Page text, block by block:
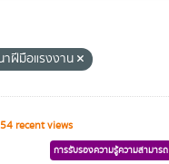
ฝีมือแรงงาน
recent views
การรับรองความรู้ความสามารถ